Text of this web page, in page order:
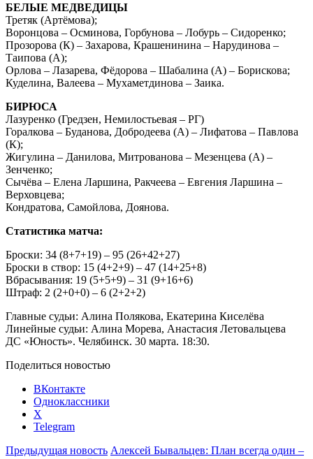
БЕЛЫЕ МЕДВЕДИЦЫ
Третяк (Артёмова);
Воронцова – Осминова, Горбунова – Лобурь – Сидоренко;
Прозорова (К) – Захарова, Крашенинина – Нарудинова –
Таипова (А);
Орлова – Лазарева, Фёдорова – Шабалина (А) – Борискова;
Куделина, Валеева – Мухаметдинова – Заика.
БИРЮСА
Лазуренко (Гредзен, Немилостьевая – РГ)
Горалкова – Буданова, Добродеева (А) – Лифатова – Павлова
(К);
Жигулина – Данилова, Митрованова – Мезенцева (А) –
Зенченко;
Сычёва – Елена Ларшина, Ракчеева – Евгения Ларшина –
Верховцева;
Кондратова, Самойлова, Доянова.
Статистика матча:
Броски: 34 (8+7+19) – 95 (26+42+27)
Броски в створ: 15 (4+2+9) – 47 (14+25+8)
Вбрасывания: 19 (5+5+9) – 31 (9+16+6)
Штраф: 2 (2+0+0) – 6 (2+2+2)
Главные судьи: Алина Полякова, Екатерина Киселёва
Линейные судьи: Алина Морева, Анастасия Летовальцева
ДС «Юность». Челябинск. 30 марта. 18:30.
Поделиться новостью
ВКонтакте
Одноклассники
X
Telegram
Предыдущая новость Алексей Бывальцев: План всегда один –